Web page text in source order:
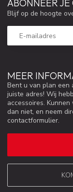
MEER
Bent u van plan een
juiste adres! Wij
accessoires.
dan niet, en neem
contactformulier.
ABONNEER
Blijf op de hoogte